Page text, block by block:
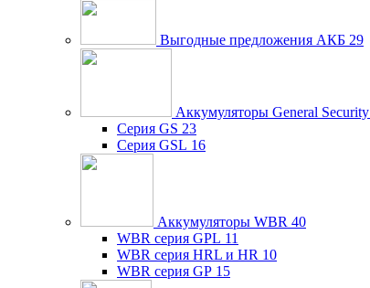
Выгодные предложения АКБ 29
Аккумуляторы General Security
Серия GS 23
Серия GSL 16
Аккумуляторы WBR 40
WBR серия GPL 11
WBR серия HRL и HR 10
WBR серия GP 15